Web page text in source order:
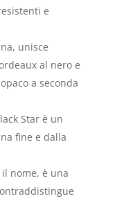
e
unisce
al nero e
a seconda
Star è un
fine e dalla
nome, è una